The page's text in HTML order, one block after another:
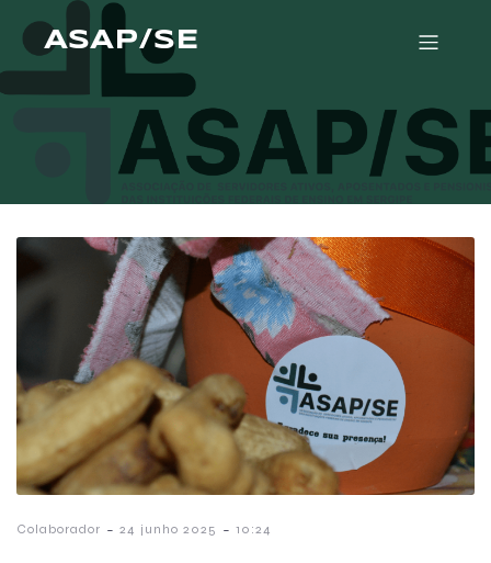
ASAP/SE
Colaborador - 24 junho 2025 - 10:24